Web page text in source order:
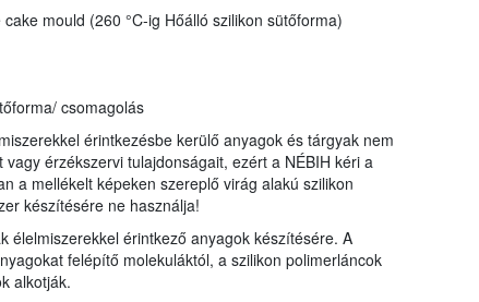
mould (260 °C-ig Hőálló szilikon sütőforma)
csomagolás
érintkezésbe kerülő anyagok és tárgyak nem
érzékszervi tulajdonságait, ezért a NÉBIH kéri a
a mellékelt képeken szereplő virág alakú szilikon
készítésére ne használja!
élelmiszerekkel érintkező anyagok készítésére. A
felépítő molekuláktól, a szilikon polimerláncok
alkotják.